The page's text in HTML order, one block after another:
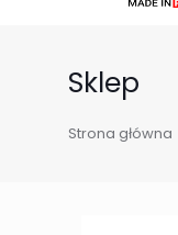
Sklep
Strona główna